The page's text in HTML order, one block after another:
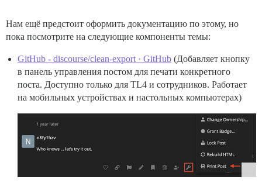
Нам ещё предстоит оформить документацию по этому, но
пока посмотрите на следующие компоненты темы:
GitHub - discourse/clean-export · GitHub (Добавляет кнопку
в панель управления постом для печати конкретного
поста. Доступно только для TL4 и сотрудников. Работает
на мобильных устройствах и настольных компьютерах)